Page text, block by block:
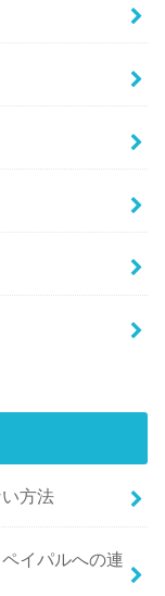
方法
イパルへの連